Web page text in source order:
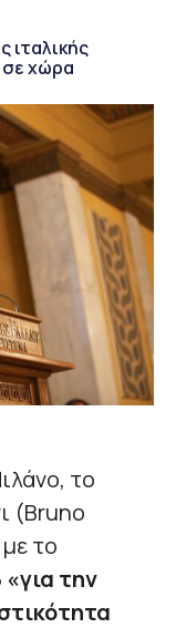
ιταλικής
χώρα
το
(Bruno
το
«για την